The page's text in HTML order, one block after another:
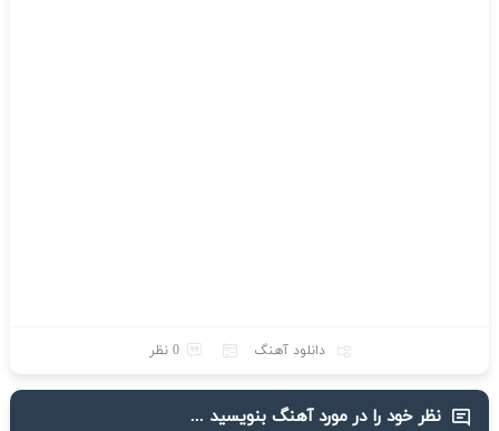
دانلود آهنگ 0 نظر
نظر خود را در مورد آهنگ بنویسید ...